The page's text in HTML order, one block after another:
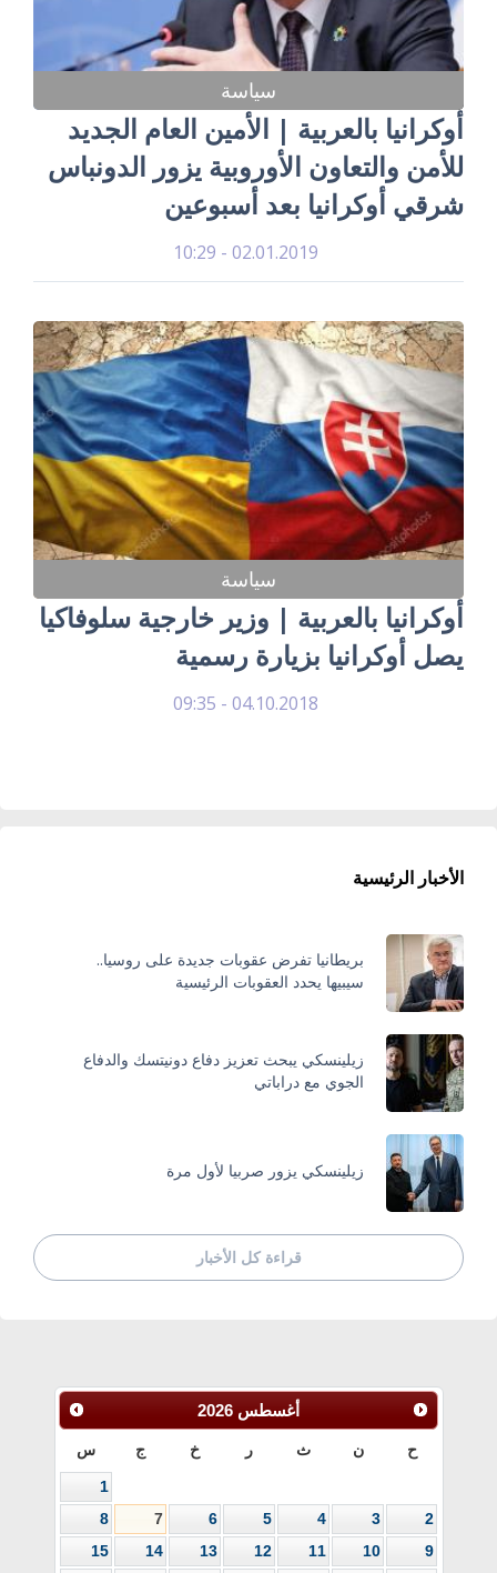
سياسة
أوكرانيا بالعربية | الأمين العام الجديد
للأمن والتعاون الأوروبية يزور الدونباس
شرقي أوكرانيا بعد أسبوعين
02.01.2019 - 10:29
سياسة
أوكرانيا بالعربية | وزير خارجية سلوفاكيا
يصل أوكرانيا بزيارة رسمية
04.10.2018 - 09:35
الأخبار الرئيسية
بريطانيا تفرض عقوبات جديدة على روسيا..
سيبيها يحدد العقوبات الرئيسية
زيلينسكي يبحث تعزيز دفاع دونيتسك والدفاع
الجوي مع دراباتي
زيلينسكي يزور صربيا لأول مرة
قراءة كل الأخبار
أغسطس 2026
ح ن ث ر خ ج س
1
2
3
4
5
6
7
8
9
10
11
12
13
14
15